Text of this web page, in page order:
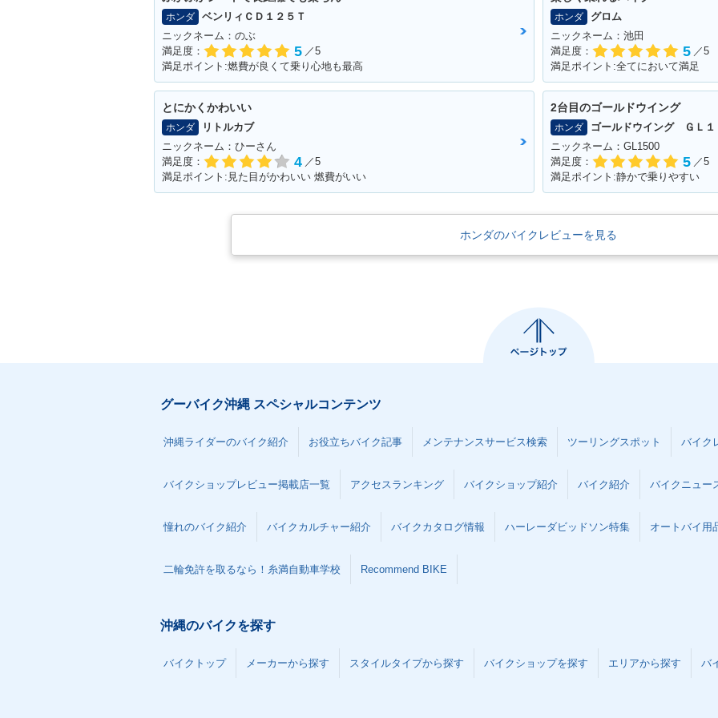
ホンダ
ベンリィＣＤ１２５Ｔ
ニックネーム：のぶ
満足度：
5 ／5
満足ポイント:燃費が良くて乗り心地も最高
ホンダ
グロム
ニックネーム：池田
満足度：
5 ／5
満足ポイント:全てにおいて満足
とにかくかわいい
ホンダ
リトルカブ
ニックネーム：ひーさん
満足度：
4 ／5
満足ポイント:見た目がかわいい 燃費がいい
2台目のゴールドウイング
ホンダ
ゴールドウイング ＧＬ１
ニックネーム：GL1500
満足度：
5 ／5
満足ポイント:静かで乗りやすい
ホンダのバイクレビューを見る
グーバイク沖縄 スペシャルコンテンツ
沖縄ライダーのバイク紹介 お役立ちバイク記事 メンテナンスサービス検索 ツーリングスポット バイク
バイクショップレビュー掲載店一覧 アクセスランキング バイクショップ紹介 バイク紹介 バイクニュー
憧れのバイク紹介 バイクカルチャー紹介 バイクカタログ情報 ハーレーダビッドソン特集 オートバイ用
二輪免許を取るなら！糸満自動車学校 Recommend BIKE
沖縄のバイクを探す
バイクトップ メーカーから探す スタイルタイプから探す バイクショップを探す エリアから探す バ